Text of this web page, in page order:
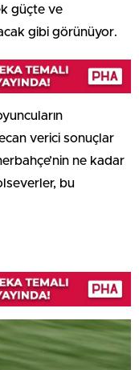
güçte ve
gibi görünüyor.
verici sonuçlar
ne kadar
bu